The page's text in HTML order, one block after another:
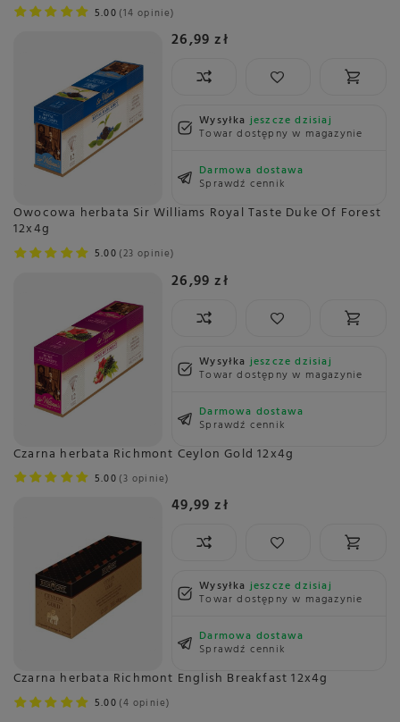
5.00 14 opinie
26,99 zł
Wysyłkajeszcze dzisiaj
Towar dostępny w magazynie
Darmowa dostawa
Sprawdź cennik
Owocowa herbata Sir Williams Royal Taste Duke Of Forest
12x4g
5.00 23 opinie
26,99 zł
Wysyłkajeszcze dzisiaj
Towar dostępny w magazynie
Darmowa dostawa
Sprawdź cennik
Czarna herbata Richmont Ceylon Gold 12x4g
5.00 3 opinie
49,99 zł
Wysyłkajeszcze dzisiaj
Towar dostępny w magazynie
Darmowa dostawa
Sprawdź cennik
Czarna herbata Richmont English Breakfast 12x4g
5.00 4 opinie